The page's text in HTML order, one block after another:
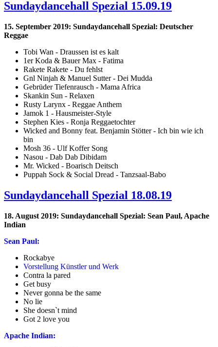
Sundaydancehall Spezial 15.09.19
15. September 2019: Sundaydancehall Spezial: Deutscher
Reggae
Tobi Wan - Draussen ist es kalt
1er Koda & Bauer Max - Fatima
Rakete Rakete - Du fehlst
Gnl Ninjah & Manuel Sutter - Dei Mudda
Gebrüder Tiefenrausch - Mama Africa
Skankin Sun - Relaxen
Rusty Larynx - Reggae Anthem
Jamok 1 - Hausmeister-Style
Stephen Kies - Ronja Reggaetochter
Wicked and Bonny feat. Benjamin St￶ötter - Ich bin wie ich
bin
Mosh 36 - Ulf Koffer Song
Nasou - Dab Dab Dibidam
Mr. Wicked - Boarisch Deitsch
Puppah Sock & Social Dread - Tanzsaal-Babo
Sundaydancehall Spezial 18.08.19
18. August 2019: Sundaydancehall Spezial: Sean Paul, Apache
Indian
Sean Paul:
Rockabye
Vorstellung Künstler und Werk
Contra la pared
Get busy
Never gonna be the same
No lie
She doesn`t mind
Got 2 love you
Apache Indian: